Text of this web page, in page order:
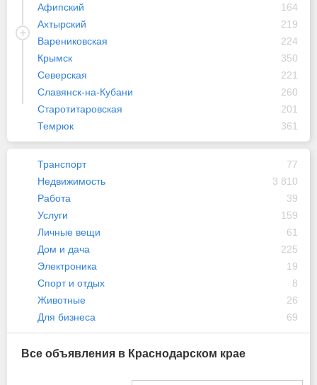
Афипский
164
Ахтырский
219
Варениковская
224
Крымск
350
Северская
221
Славянск-на-Кубани
260
Старотитаровская
201
Темрюк
361
Транспорт
77
Недвижимость
3 810
Работа
39
Услуги
159
Личные вещи
61
Дом и дача
225
Электроника
19
Спорт и отдых
8
Животные
26
Для бизнеса
69
Все объявления в Краснодарском крае